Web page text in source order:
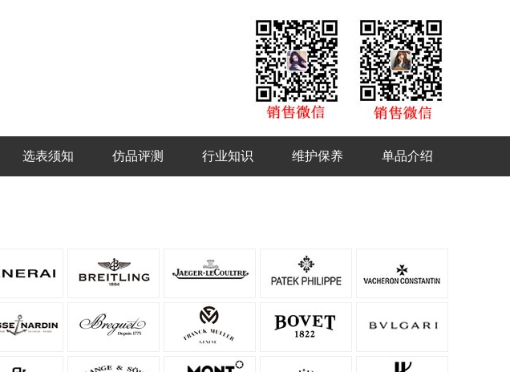
选表须知 仿品评测 行业知识 维护保养 单品介绍